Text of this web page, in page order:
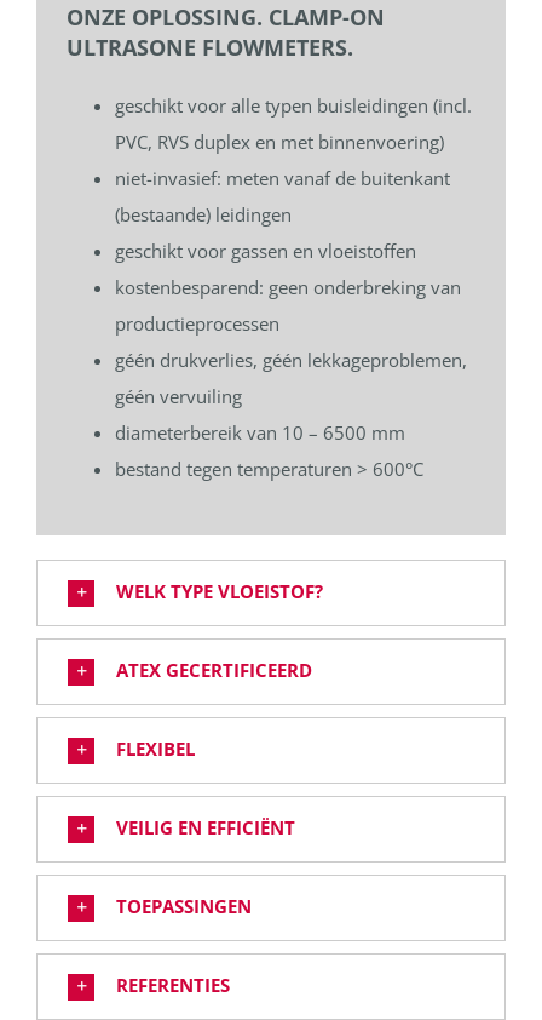
ONZE OPLOSSING. CLAMP-ON
ULTRASONE FLOWMETERS.
geschikt voor alle typen buisleidingen (incl.
PVC, RVS duplex en met binnenvoering)
niet-invasief: meten vanaf de buitenkant
(bestaande) leidingen
geschikt voor gassen en vloeistoffen
kostenbesparend: geen onderbreking van
productieprocessen
géén drukverlies, géén lekkageproblemen,
géén vervuiling
diameterbereik van 10 – 6500 mm
bestand tegen temperaturen > 600°C
WELK TYPE VLOEISTOF?
ATEX GECERTIFICEERD
FLEXIBEL
VEILIG EN EFFICIËNT
TOEPASSINGEN
REFERENTIES